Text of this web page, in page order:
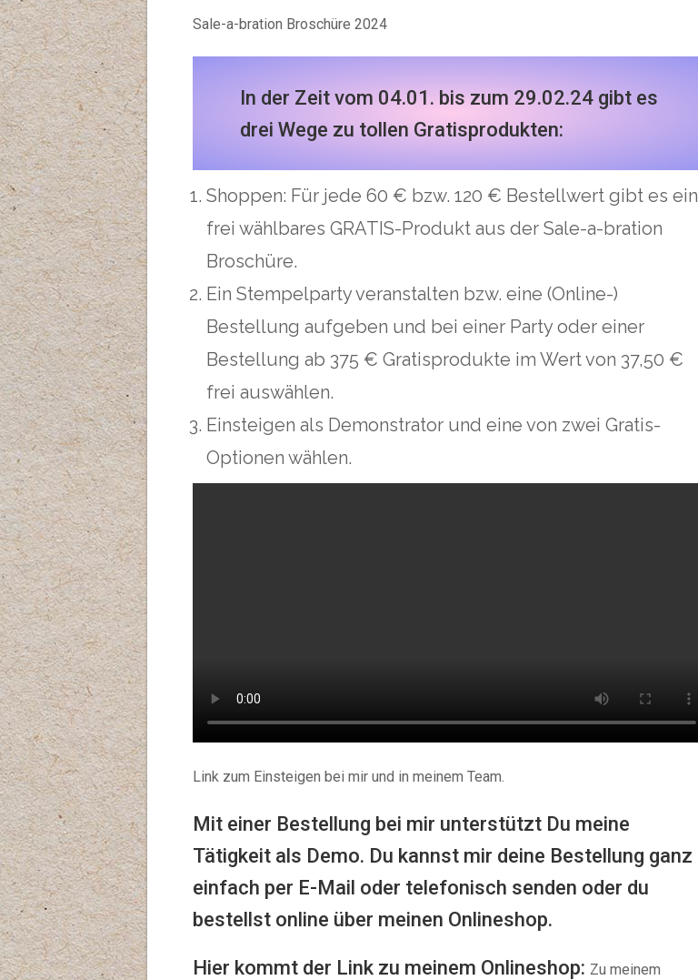
Sale-a-bration Broschüre 2024
In der Zeit vom 04.01. bis zum 29.02.24 gibt es
drei Wege zu tollen Gratisprodukten:
Shoppen: Für jede 60 € bzw. 120 € Bestellwert gibt es ein
frei wählbares GRATIS-Produkt aus der Sale-a-bration
Broschüre.
Ein Stempelparty veranstalten bzw. eine (Online-)
Bestellung aufgeben und bei einer Party oder einer
Bestellung ab 375 € Gratisprodukte im Wert von 37,50 €
frei auswählen.
Einsteigen als Demonstrator und eine von zwei Gratis-
Optionen wählen.
Link zum Einsteigen bei mir und in meinem Team.
Mit einer Bestellung bei mir unterstützt Du meine
Tätigkeit als Demo. Du kannst mir deine Bestellung ganz
einfach per E-Mail oder telefonisch senden oder du
bestellst online über meinen Onlineshop.
Hier kommt der Link zu meinem Onlineshop: Zu meinem